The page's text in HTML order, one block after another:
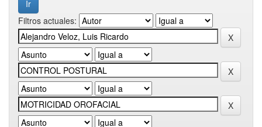
Filtros actuales: